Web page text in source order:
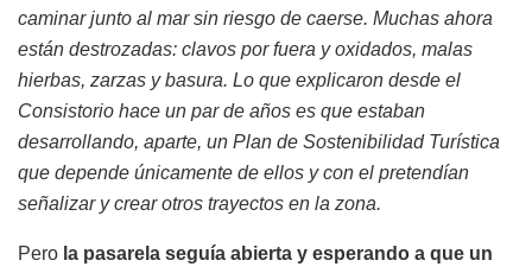
caminar junto al mar sin riesgo de caerse. Muchas ahora
están destrozadas: clavos por fuera y oxidados, malas
hierbas, zarzas y basura. Lo que explicaron desde el
Consistorio hace un par de años es que estaban
desarrollando, aparte, un Plan de Sostenibilidad Turística
que depende únicamente de ellos y con el pretendían
señalizar y crear otros trayectos en la zona.
Pero la pasarela seguía abierta y esperando a que un